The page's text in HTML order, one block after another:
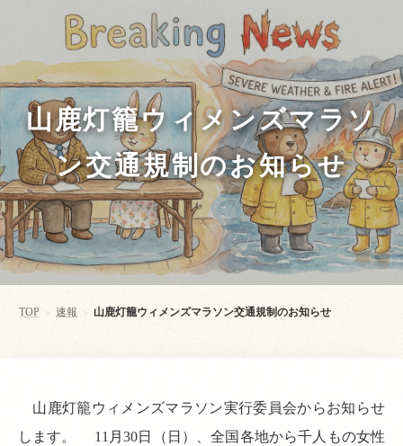
山鹿灯籠ウィメンズマラソ
ン交通規制のお知らせ
TOP > 速報 > 山鹿灯籠ウィメンズマラソン交通規制のお知らせ
山鹿灯籠ウィメンズマラソン実行委員会からお知らせ
します。 11月30日（日）、全国各地から千人もの女性